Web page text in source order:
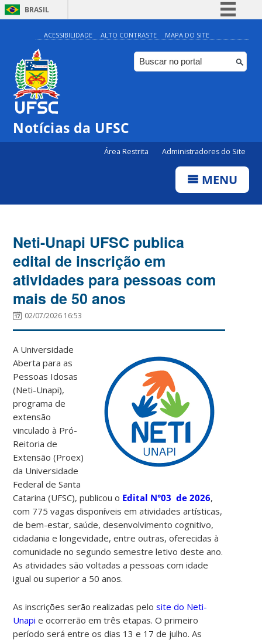
BRASIL
Simplifique!
Comunica BR
Participe
ACESSIBILIDADE ALTO CONTRASTE MAPA DO SITE
Notícias da UFSC
Área Restrita Administradores do Site
MENU
Neti-Unapi UFSC publica
edital de inscrição em
atividades para pessoas com
mais de 50 anos
02/07/2026 16:53
A Universidade
Aberta para as
Pessoas Idosas
(Neti-Unapi),
programa de
extensão
vinculado à Pró-
Reitoria de
Extensão (Proex)
da Universidade
Federal de Santa
Catarina (UFSC), publicou o Edital N°03 de 2026,
com 775 vagas disponíveis em atividades artísticas,
de bem-estar, saúde, desenvolvimento cognitivo,
cidadania e longevidade, entre outras, oferecidas à
comunidade no segundo semestre letivo deste ano.
As atividades são voltadas a pessoas com idade
igual ou superior a 50 anos.
As inscrições serão realizadas pelosite do Neti-
Unapi e ocorrerão em três etapas. O primeiro
período será entre os dias 13 e 17 de julho. As